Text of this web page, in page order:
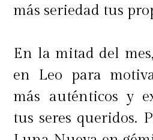
más seriedad tus
En la mitad del
en Leo para
más auténticos y
tus seres queridos.